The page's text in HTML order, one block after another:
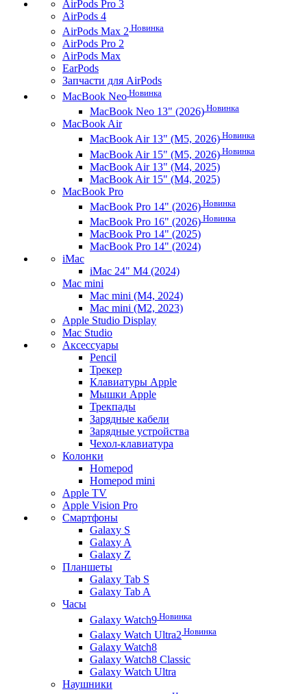
AirPods Pro 3
AirPods 4
AirPods Max 2 Новинка
AirPods Pro 2
AirPods Max
EarPods
Запчасти для AirPods
MacBook Neo Новинка
MacBook Neo 13" (2026) Новинка
MacBook Air
MacBook Air 13" (M5, 2026) Новинка
MacBook Air 15" (M5, 2026) Новинка
MacBook Air 13" (M4, 2025)
MacBook Air 15" (M4, 2025)
MacBook Pro
MacBook Pro 14" (2026) Новинка
MacBook Pro 16" (2026) Новинка
MacBook Pro 14" (2025)
MacBook Pro 14" (2024)
iMac
iMac 24" M4 (2024)
Mac mini
Mac mini (M4, 2024)
Mac mini (M2, 2023)
Apple Studio Display
Mac Studio
Аксессуары
Pencil
Трекер
Клавиатуры Apple
Мышки Apple
Трекпады
Зарядные кабели
Зарядные устройства
Чехол-клавиатура
Колонки
Homepod
Homepod mini
Apple TV
Apple Vision Pro
Смартфоны
Galaxy S
Galaxy A
Galaxy Z
Планшеты
Galaxy Tab S
Galaxy Tab A
Часы
Galaxy Watch9 Новинка
Galaxy Watch Ultra2 Новинка
Galaxy Watch8
Galaxy Watch8 Classic
Galaxy Watch Ultra
Наушники